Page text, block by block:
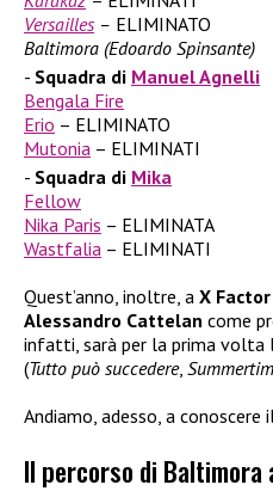
Versailles – ELIMINATO
Baltimora (Edoardo Spinsante)
Squadra di Manuel Agnelli
Bengala Fire
Erio – ELIMINATO
Mutonia – ELIMINATI
Squadra di Mika
Fellow
Nika Paris – ELIMINATA
Wastfalia – ELIMINATI
Quest’anno, inoltre, a X
Alessandro Cattelan come
infatti, sarà per la prima volta
(Tutto può succedere,
Andiamo, adesso, a conoscere
Il percorso di Baltimora